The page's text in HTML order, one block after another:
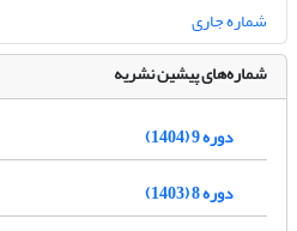
شماره جاری
شماره‌های پیشین نشریه
دوره 9 (1404)
دوره 8 (1403)